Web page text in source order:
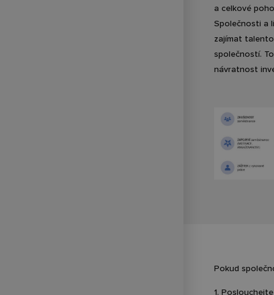
a celkové
Společnosti a
zajímat
společností.
návratnost
Pokud
1.